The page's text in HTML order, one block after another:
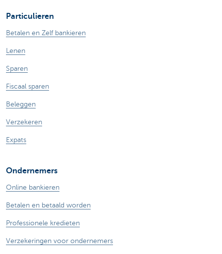
Particulieren
Betalen en Zelf bankieren
Lenen
Sparen
Fiscaal sparen
Beleggen
Verzekeren
Expats
Ondernemers
Online bankieren
Betalen en betaald worden
Professionele kredieten
Verzekeringen voor ondernemers